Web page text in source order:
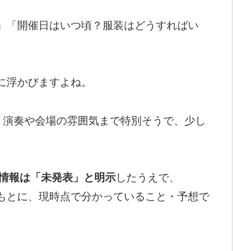
「開催日はいつ頃？服装はどうすればい
かびますよね。
奏や会場の雰囲気まで特別そうで、少し
報は「未発表」と明示 したうえで、
に、現時点で分かっていること・予想で